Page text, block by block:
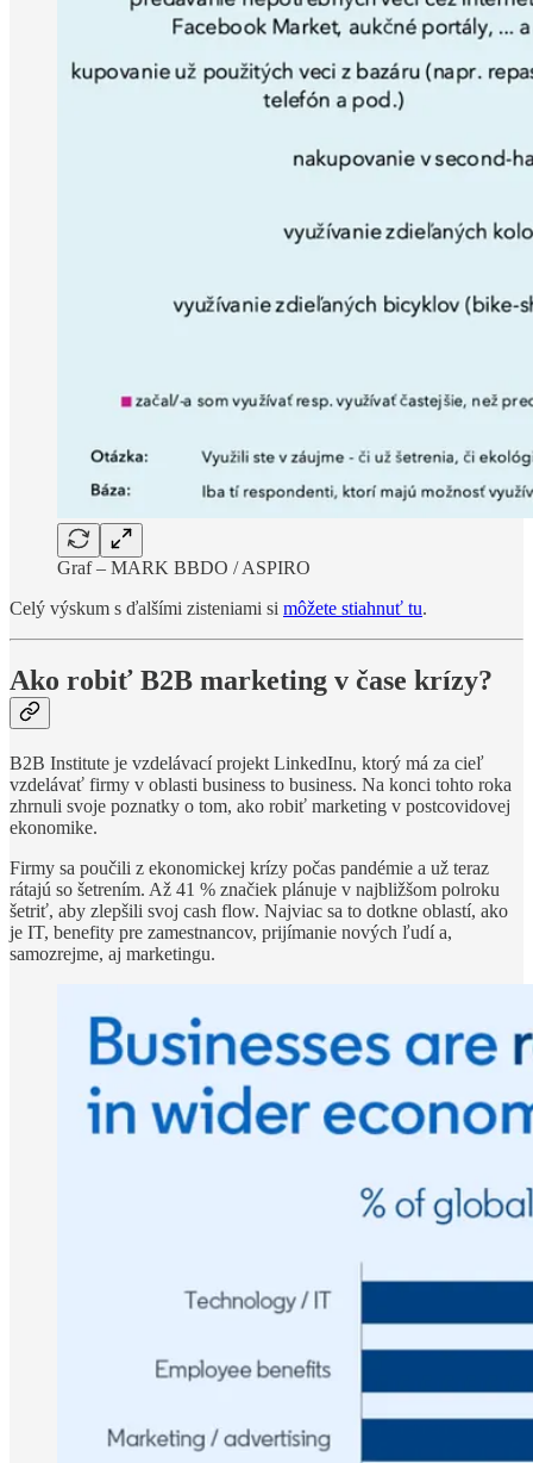
Graf – MARK BBDO / ASPIRO
Celý výskum s ďalšími zisteniami si môžete stiahnuť tu.
Ako robiť B2B marketing v čase krízy?
B2B Institute je vzdelávací projekt LinkedInu, ktorý má za cieľ
vzdelávať firmy v oblasti business to business. Na konci tohto roka
zhrnuli svoje poznatky o tom, ako robiť marketing v postcovidovej
ekonomike.
Firmy sa poučili z ekonomickej krízy počas pandémie a už teraz
rátajú so šetrením. Až 41 % značiek plánuje v najbližšom polroku
šetriť, aby zlepšili svoj cash flow. Najviac sa to dotkne oblastí, ako
je IT, benefity pre zamestnancov, prijímanie nových ľudí a,
samozrejme, aj marketingu.